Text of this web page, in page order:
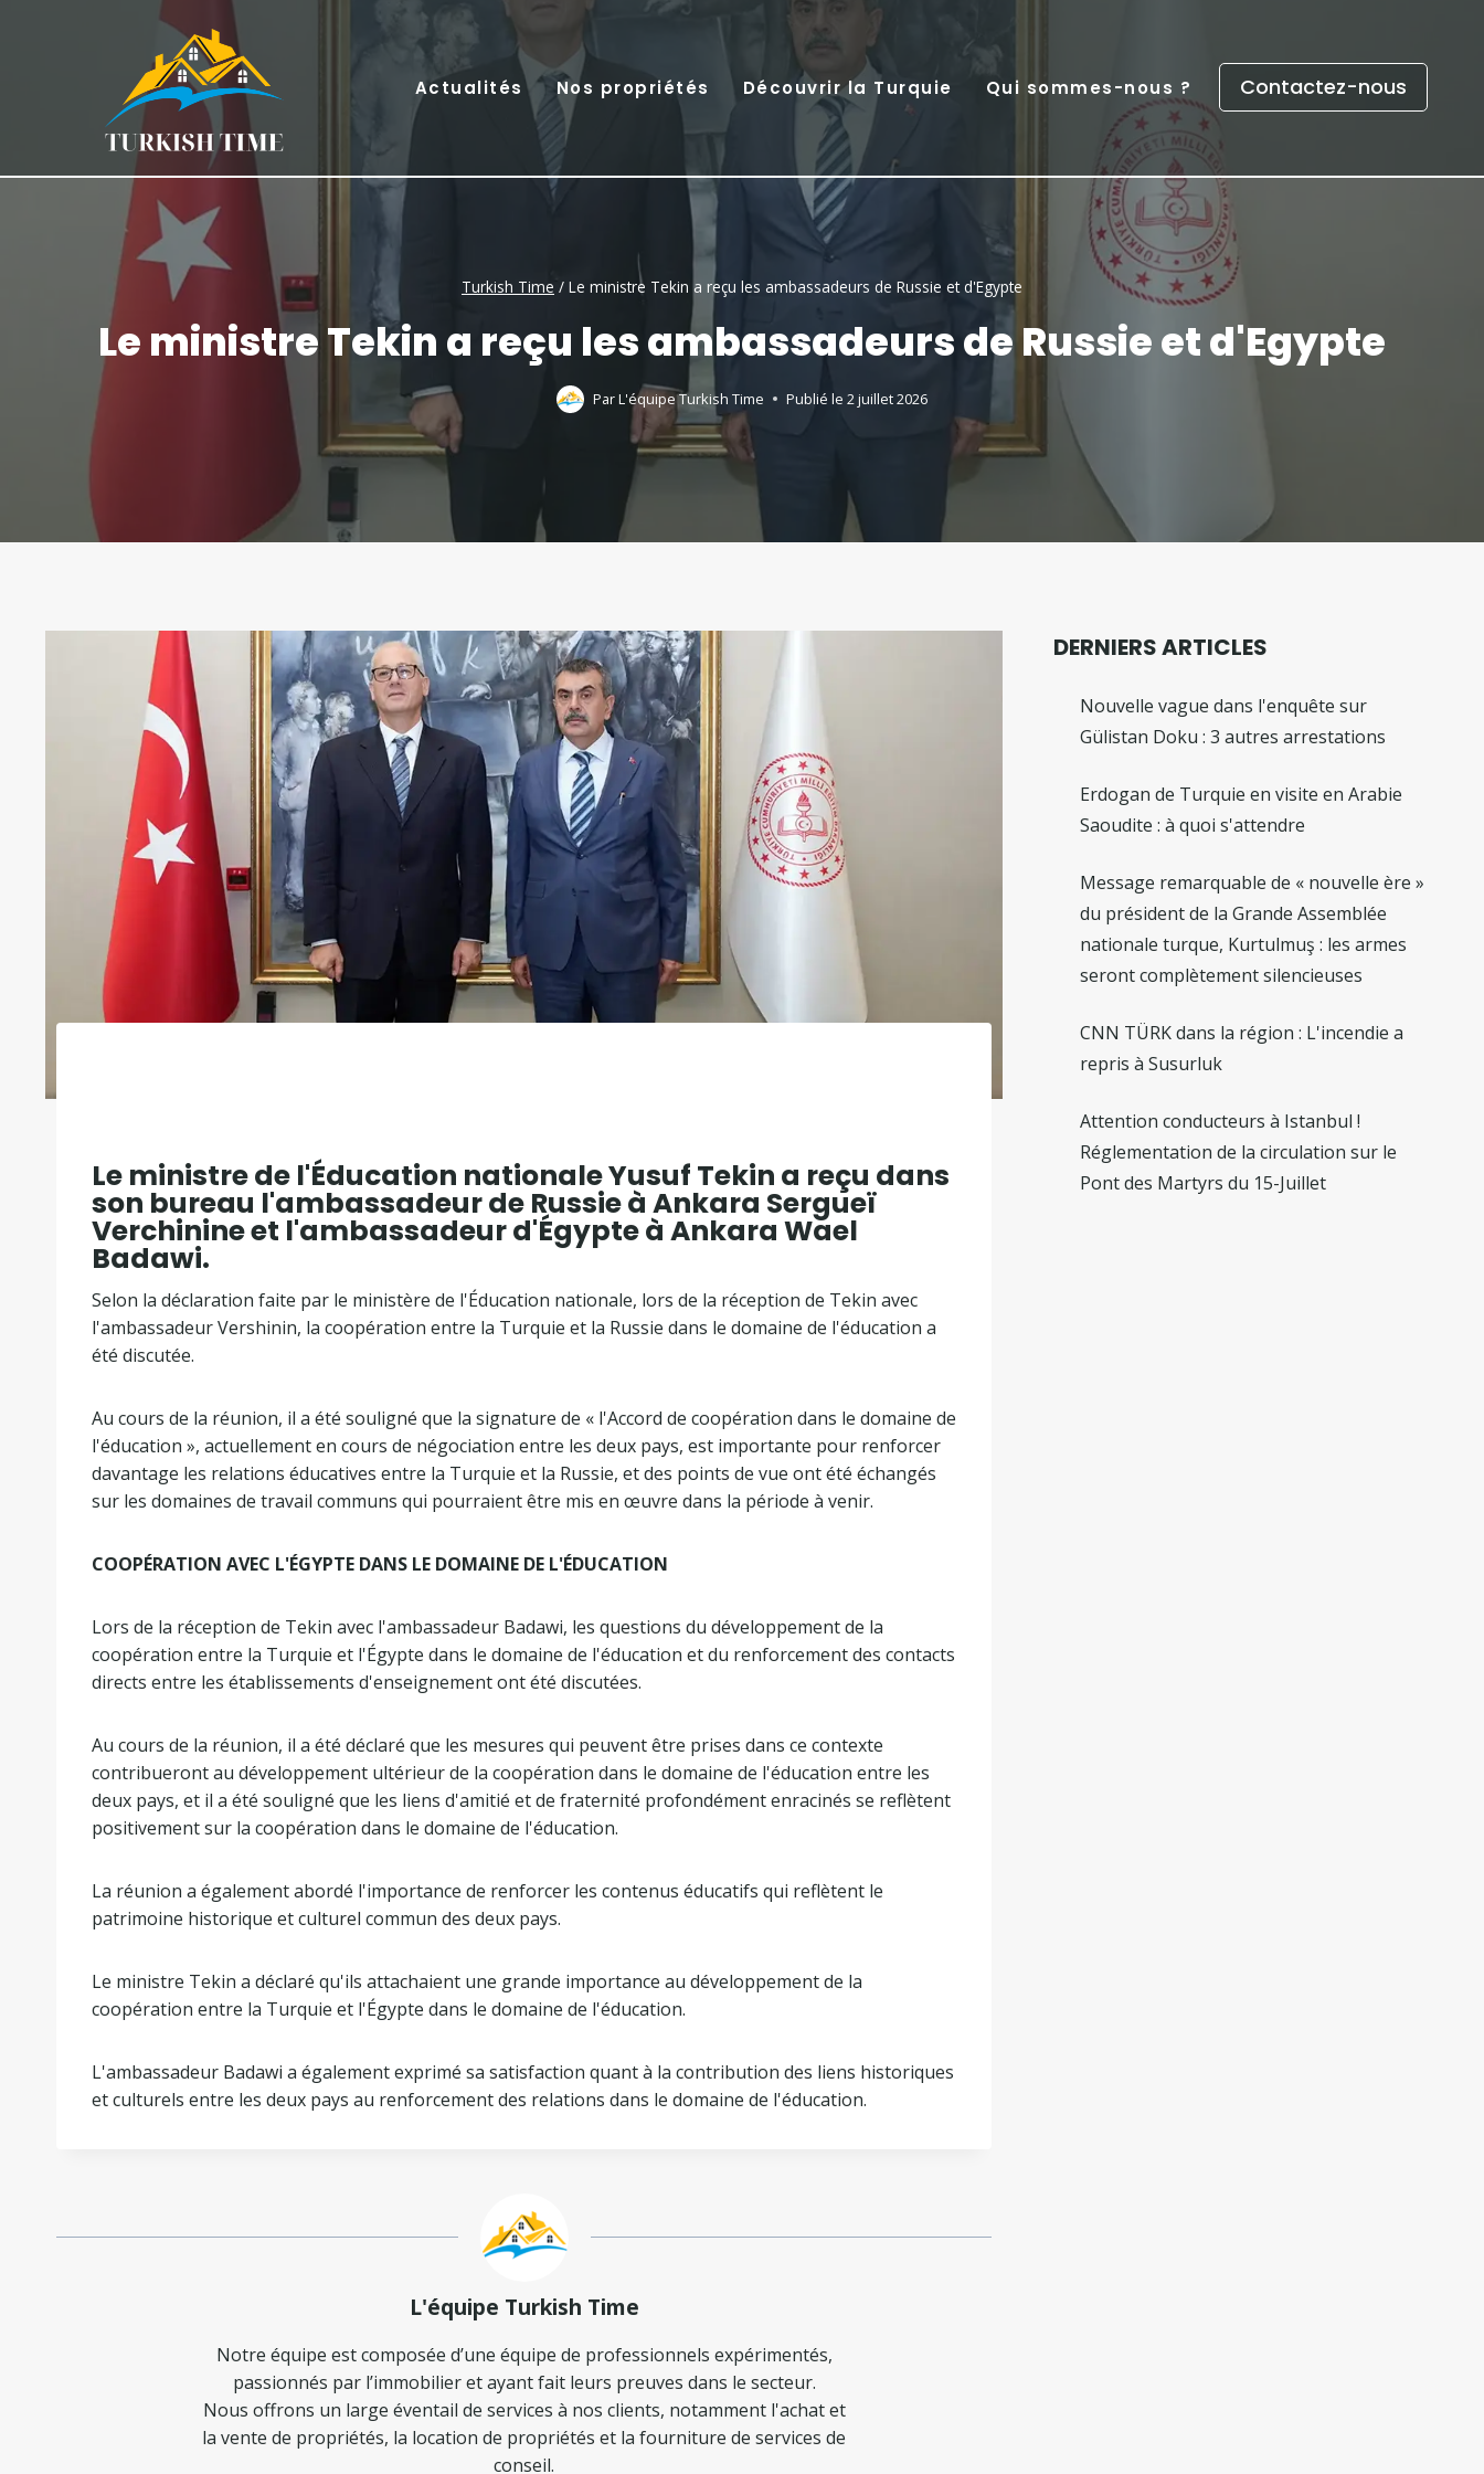
Actualités Nos propriétés Découvrir la Turquie Qui sommes-nous ? Contactez-nous
Turkish Time / Le ministre Tekin a reçu les ambassadeurs de Russie et d'Egypte
Le ministre Tekin a reçu les ambassadeurs de Russie et d'Egypte
ParL'équipe Turkish Time Publié le 2 juillet 2026
Le ministre de l'Éducation nationale Yusuf Tekin a reçu dans
son bureau l'ambassadeur de Russie à Ankara Sergueï
Verchinine et l'ambassadeur d'Égypte à Ankara Wael
Badawi.
Selon la déclaration faite par le ministère de l'Éducation nationale, lors de la réception de Tekin avec
l'ambassadeur Vershinin, la coopération entre la Turquie et la Russie dans le domaine de l'éducation a
été discutée.
Au cours de la réunion, il a été souligné que la signature de « l'Accord de coopération dans le domaine de
l'éducation », actuellement en cours de négociation entre les deux pays, est importante pour renforcer
davantage les relations éducatives entre la Turquie et la Russie, et des points de vue ont été échangés
sur les domaines de travail communs qui pourraient être mis en œuvre dans la période à venir.
COOPÉRATION AVEC L'ÉGYPTE DANS LE DOMAINE DE L'ÉDUCATION
Lors de la réception de Tekin avec l'ambassadeur Badawi, les questions du développement de la
coopération entre la Turquie et l'Égypte dans le domaine de l'éducation et du renforcement des contacts
directs entre les établissements d'enseignement ont été discutées.
Au cours de la réunion, il a été déclaré que les mesures qui peuvent être prises dans ce contexte
contribueront au développement ultérieur de la coopération dans le domaine de l'éducation entre les
deux pays, et il a été souligné que les liens d'amitié et de fraternité profondément enracinés se reflètent
positivement sur la coopération dans le domaine de l'éducation.
La réunion a également abordé l'importance de renforcer les contenus éducatifs qui reflètent le
patrimoine historique et culturel commun des deux pays.
Le ministre Tekin a déclaré qu'ils attachaient une grande importance au développement de la
coopération entre la Turquie et l'Égypte dans le domaine de l'éducation.
L'ambassadeur Badawi a également exprimé sa satisfaction quant à la contribution des liens historiques
et culturels entre les deux pays au renforcement des relations dans le domaine de l'éducation.
L'équipe Turkish Time
Notre équipe est composée d’une équipe de professionnels expérimentés,
passionnés par l’immobilier et ayant fait leurs preuves dans le secteur.
Nous offrons un large éventail de services à nos clients, notamment l'achat et
la vente de propriétés, la location de propriétés et la fourniture de services de
conseil.
DERNIERS ARTICLES
Nouvelle vague dans l'enquête sur
Gülistan Doku : 3 autres arrestations
Erdogan de Turquie en visite en Arabie
Saoudite : à quoi s'attendre
Message remarquable de « nouvelle ère »
du président de la Grande Assemblée
nationale turque, Kurtulmuş : les armes
seront complètement silencieuses
CNN TÜRK dans la région : L'incendie a
repris à Susurluk
Attention conducteurs à Istanbul !
Réglementation de la circulation sur le
Pont des Martyrs du 15-Juillet